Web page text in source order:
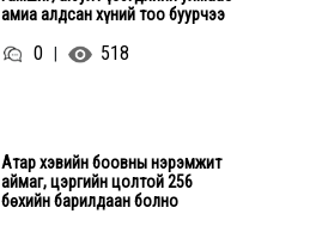
амиа алдсан хүний тоо буурчээ
0 | 518
Атар хэвийн боовны нэрэмжит
аймаг, цэргийн цолтой 256
бөхийн барилдаан болно